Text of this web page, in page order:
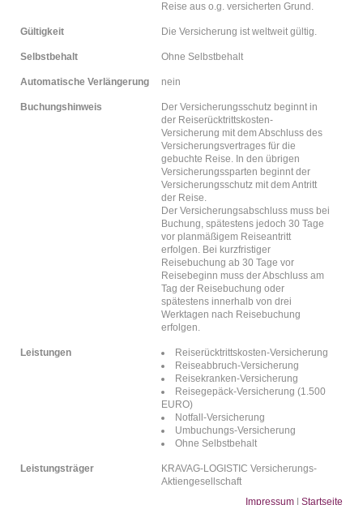
Reise aus o.g. versicherten Grund.
Gültigkeit Die Versicherung ist weltweit gültig.
Selbstbehalt Ohne Selbstbehalt
Automatische Verlängerung nein
Buchungshinweis
Der Versicherungsschutz beginnt in
der Reiserücktrittskosten-
Versicherung mit dem Abschluss des
Versicherungsvertrages für die
gebuchte Reise. In den übrigen
Versicherungssparten beginnt der
Versicherungsschutz mit dem Antritt
der Reise.
Der Versicherungsabschluss muss bei
Buchung, spätestens jedoch 30 Tage
vor planmäßigem Reiseantritt
erfolgen. Bei kurzfristiger
Reisebuchung ab 30 Tage vor
Reisebeginn muss der Abschluss am
Tag der Reisebuchung oder
spätestens innerhalb von drei
Werktagen nach Reisebuchung
erfolgen.
Leistungen
Reiserücktrittskosten-Versicherung
Reiseabbruch-Versicherung
Reisekranken-Versicherung
Reisegepäck-Versicherung (1.500
EURO)
Notfall-Versicherung
Umbuchungs-Versicherung
Ohne Selbstbehalt
Leistungsträger
KRAVAG-LOGISTIC Versicherungs-
Aktiengesellschaft
Impressum
Startseite